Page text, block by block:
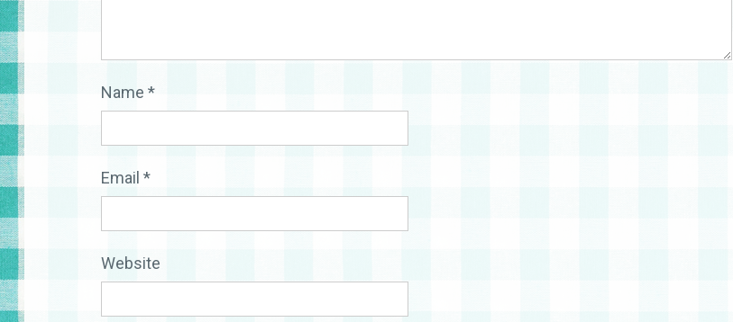
Name *
Email *
Website